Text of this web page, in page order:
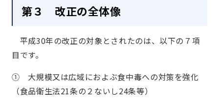
第３ 改正の全体像
平成30年の改正の対象とされたのは、以下の７項
目です。
① 大規模又は広域におよぶ食中毒への対策を強化
（食品衛生法21条の２ないし24条等）